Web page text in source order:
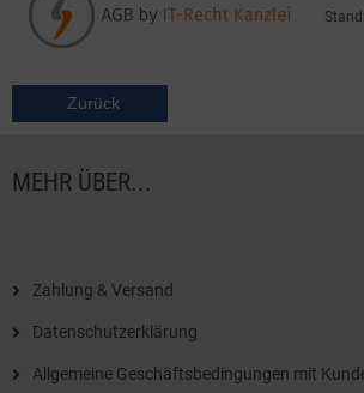
Zurück
MEHR ÜBER...
Zahlung & Versand
Datenschutzerklärung
Allgemeine Geschäftsbedingungen mit